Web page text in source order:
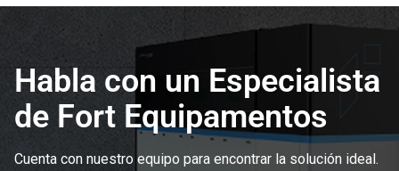
Habla con un Especialista
de Fort Equipamentos
Cuenta con nuestro equipo para encontrar la solución ideal.